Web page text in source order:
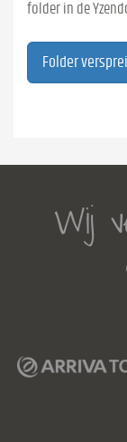
folder in de
Folder
Wij